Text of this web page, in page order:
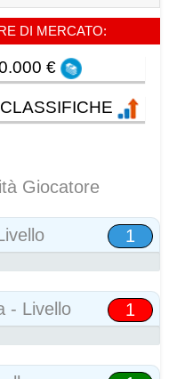
DI MERCATO:
€
Giocatore
1
- Livello 1